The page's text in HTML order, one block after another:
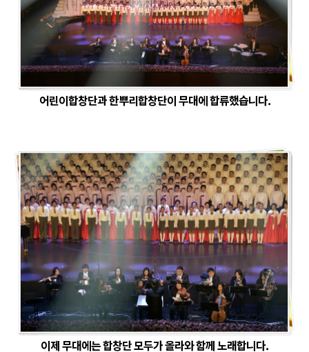
어린이합창단과 한뿌리합창단이 무대에 합류했습니다.
이제 무대에는 합창단 모두가 올라와 함께 노래합니다.